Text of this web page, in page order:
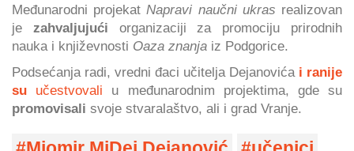
Međunarodni projekatNapravi naučni ukras realizovan
je zahvaljujući organizaciji za promociju prirodnih
nauka i književnosti Oaza znanja iz Podgorice.
Podsećanja radi, vredni đaci učitelja Dejanovića i ranije
su učestvovali u međunarodnim projektima, gde su
promovisali svoje stvaralaštvo, ali i grad Vranje.